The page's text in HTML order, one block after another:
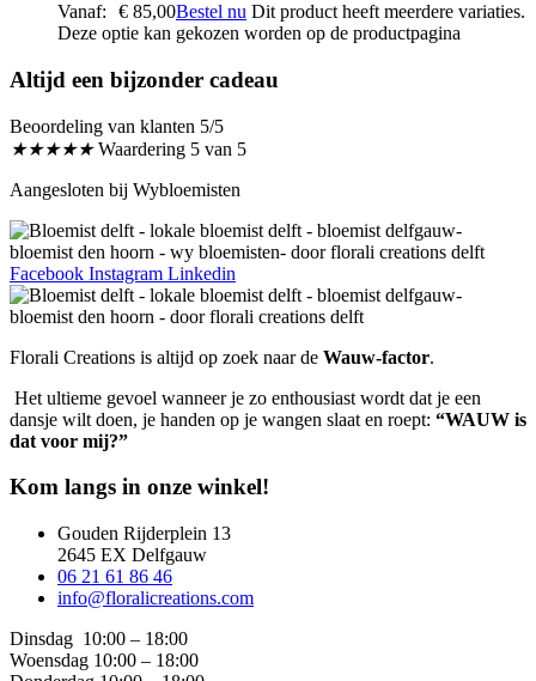
Vanaf: € 85,00Bestel nu Dit product heeft meerdere variaties.
Deze optie kan gekozen worden op de productpagina
Altijd een bijzonder cadeau
Beoordeling van klanten 5/5
★★★★★ Waardering 5 van 5
Aangesloten bij Wybloemisten
Facebook Instagram Linkedin
Florali Creations is altijd op zoek naar de Wauw-factor.
Het ultieme gevoel wanneer je zo enthousiast wordt dat je een
dansje wilt doen, je handen op je wangen slaat en roept: “WAUW is
dat voor mij?”
Kom langs in onze winkel!
Gouden Rijderplein 13
2645 EX Delfgauw
06 21 61 86 46
info@floralicreations.com
Dinsdag 10:00 – 18:00
Woensdag 10:00 – 18:00